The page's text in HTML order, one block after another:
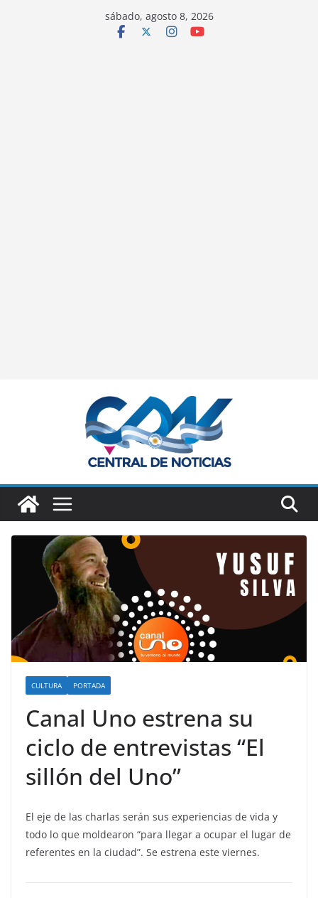
sábado, agosto 8, 2026
CULTURA PORTADA
Canal Uno estrena su
ciclo de entrevistas “El
sillón del Uno”
El eje de las charlas serán sus experiencias de vida y
todo lo que moldearon “para llegar a ocupar el lugar de
referentes en la ciudad”. Se estrena este viernes.